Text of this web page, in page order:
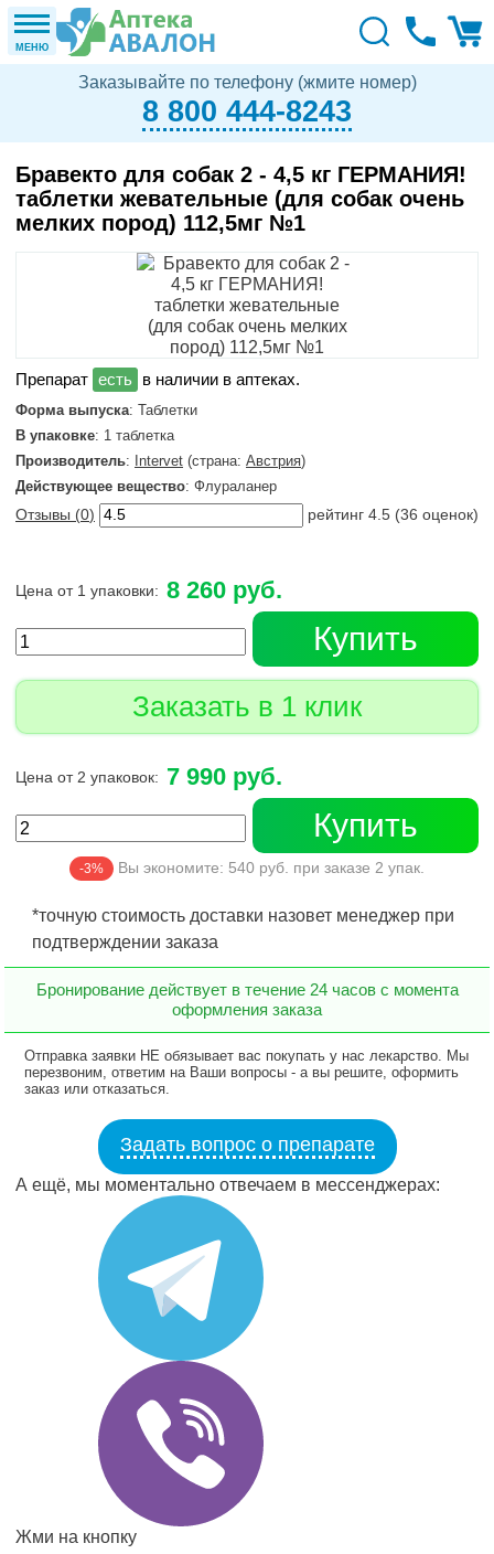
МЕНЮ
Заказывайте по телефону (жмите номер)
8 800 444-8243
Бравекто для собак 2 - 4,5 кг ГЕРМАНИЯ!
таблетки жевательные (для собак очень
мелких пород) 112,5мг №1
в наличии в аптеках.
Форма выпуска: Таблетки
В упаковке: 1 таблетка
Производитель: Intervet (страна: Австрия)
Действующее вещество: Флураланер
Отзывы (0) рейтинг 4.5 (36 оценок)
Цена от 1 упаковки: 8 260 руб.
Купить
Заказать в 1 клик
Цена от 2 упаковок: 7 990 руб.
Купить
-3% Вы экономите: 540 руб. при заказе 2 упак.
*точную стоимость доставки назовет менеджер при
подтверждении заказа
Бронирование действует в течение 24 часов с момента
оформления заказа
Отправка заявки НЕ обязывает вас покупать у нас лекарство. Мы
перезвоним, ответим на Ваши вопросы - а вы решите, оформить
заказ или отказаться.
Задать вопрос о препарате
А ещё, мы моментально отвечаем в мессенджерах:
Жми на кнопку